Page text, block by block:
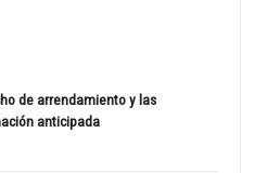
de arrendamiento y las
anticipada